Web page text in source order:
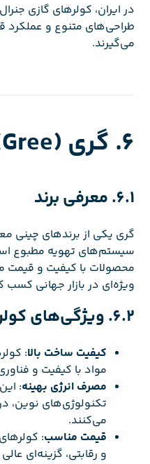
در ایران، کولرهای گازی
طراحی‌های متنوع و عملکرد
می‌گیرند.
6. گری (Gree)
6.1. معرفی برند
گری یکی از برندهای چینی
سیستم‌های تهویه مطبوع
محصولات با کیفیت و قیمت
ویژه‌ای در بازار جهانی کسب
6.2. ویژگی‌های کولرهای گازی گری
کیفیت ساخت بالا:
مواد با کیفیت و
مصرف انرژی بهینه:
تکنولوژی‌های نوین،
می‌کنند.
قیمت مناسب:
و رقابتی، گزینه‌ای